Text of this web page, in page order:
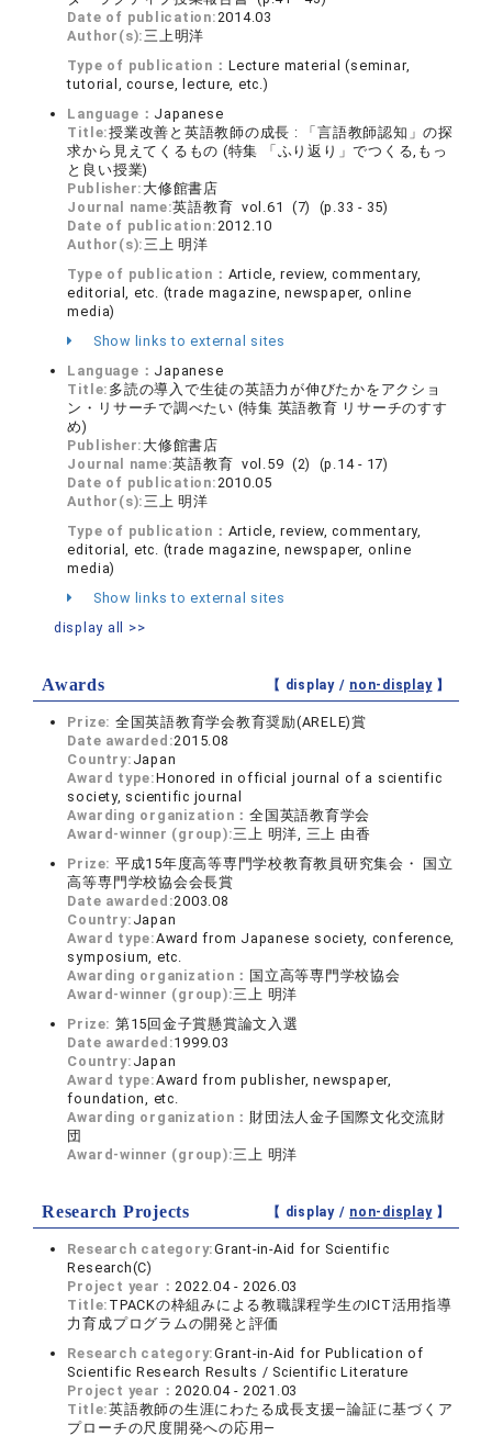
Date of publication:2014.03
Author(s):三上明洋
Type of publication： Lecture material (seminar,
tutorial, course, lecture, etc.)
Language： Japanese
Title:授業改善と英語教師の成長 : 「言語教師認知」の探
求から見えてくるもの (特集 「ふり返り」でつくる,もっ
と良い授業)
Publisher: 大修館書店
Journal name:英語教育 vol.61 (7) (p.33 - 35)
Date of publication:2012.10
Author(s):三上 明洋
Type of publication： Article, review, commentary,
editorial, etc. (trade magazine, newspaper, online
media)
Show links to external sites
Language： Japanese
Title: 多読の導入で生徒の英語力が伸びたかをアクショ
ン・リサーチで調べたい (特集 英語教育 リサーチのすす
め)
Publisher: 大修館書店
Journal name:英語教育 vol.59 (2) (p.14 - 17)
Date of publication:2010.05
Author(s):三上 明洋
Type of publication： Article, review, commentary,
editorial, etc. (trade magazine, newspaper, online
media)
Show links to external sites
display all >>
Awards 【 display / non-display】
Prize: 全国英語教育学会教育奨励(ARELE)賞
Date awarded:2015.08
Country: Japan
Award type:Honored in official journal of a scientific
society, scientific journal
Awarding organization：全国英語教育学会
Award-winner (group):三上 明洋, 三上 由香
Prize: 平成15年度高等専門学校教育教員研究集会・ 国立
高等専門学校協会会長賞
Date awarded:2003.08
Country: Japan
Award type:Award from Japanese society, conference,
symposium, etc.
Awarding organization： 国立高等専門学校協会
Award-winner (group):三上 明洋
Prize: 第15回金子賞懸賞論文入選
Date awarded:1999.03
Country: Japan
Award type:Award from publisher, newspaper,
foundation, etc.
Awarding organization： 財団法人金子国際文化交流財
団
Award-winner (group):三上 明洋
Research Projects 【 display / non-display】
Research category:Grant-in-Aid for Scientific
Research(C)
Project year：2022.04 - 2026.03
Title: TPACKの枠組みによる教職課程学生のICT活用指導
力育成プログラムの開発と評価
Research category:Grant-in-Aid for Publication of
Scientific Research Results / Scientific Literature
Project year：2020.04 - 2021.03
Title:英語教師の生涯にわたる成長支援―論証に基づくア
プローチの尺度開発への応用―